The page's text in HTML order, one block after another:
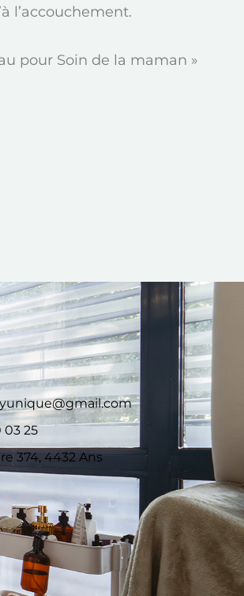
l’accouchement.
pour Soin de la maman »
03 25
374, 4432 Ans